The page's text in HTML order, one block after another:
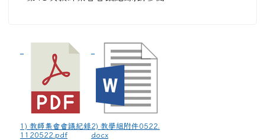
1) 教師集會會議紀錄
1120522.pdf
2) 教學組附件0522.
docx